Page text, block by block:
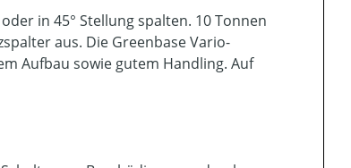
in 45° Stellung spalten. 10 Tonnen
aus. Die Greenbase Vario-
Aufbau sowie gutem Handling. Auf